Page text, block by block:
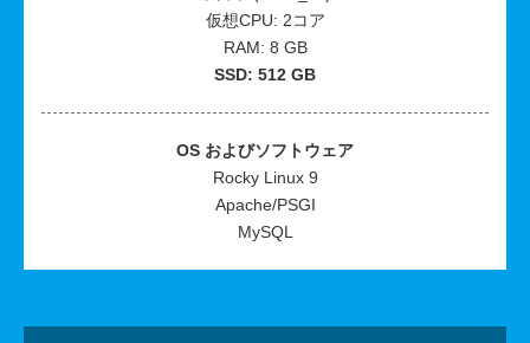
仮想CPU: 2コア
RAM: 8 GB
SSD: 512 GB
OS およびソフトウェア
Rocky Linux 9
Apache/PSGI
MySQL